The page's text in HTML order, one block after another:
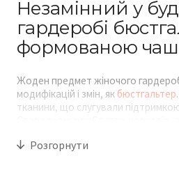
Незамінний у
гардеробі
формованою
Жоден предмет жіночого
модифікацій і змін, як бюстгальтер
тканини, що слугували
бюстгальтерів-невидимок, які
Розгорнути